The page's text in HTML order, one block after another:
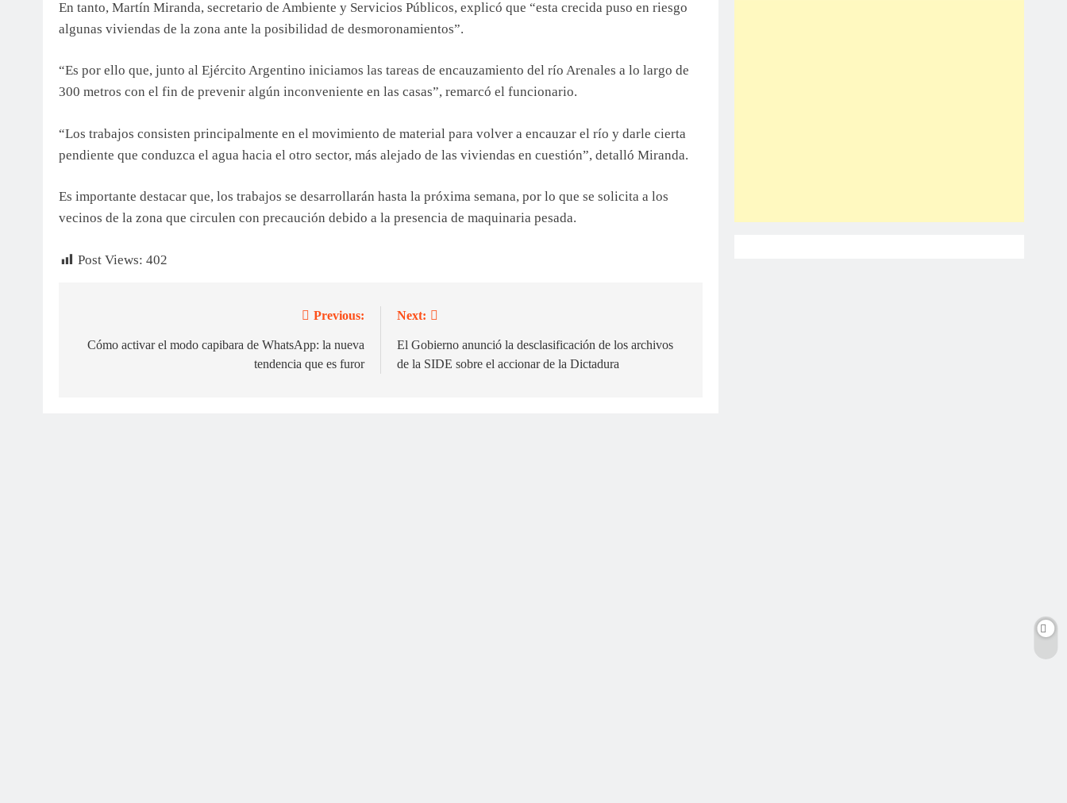
En tanto, Martín Miranda, secretario de Ambiente y Servicios Públicos, explicó que “esta crecida puso en riesgo
algunas viviendas de la zona ante la posibilidad de desmoronamientos”.
“Es por ello que, junto al Ejército Argentino iniciamos las tareas de encauzamiento del río Arenales a lo largo de
300 metros con el fin de prevenir algún inconveniente en las casas”, remarcó el funcionario.
“Los trabajos consisten principalmente en el movimiento de material para volver a encauzar el río y darle cierta
pendiente que conduzca el agua hacia el otro sector, más alejado de las viviendas en cuestión”, detalló Miranda.
Es importante destacar que, los trabajos se desarrollarán hasta la próxima semana, por lo que se solicita a los
vecinos de la zona que circulen con precaución debido a la presencia de maquinaria pesada.
Post Views: 402
de
Previous:
Cómo activar el modo capibara de WhatsApp: la nueva
tendencia que es furor
Next:
El Gobierno anunció la desclasificación de los archivos
de la SIDE sobre el accionar de la Dictadura